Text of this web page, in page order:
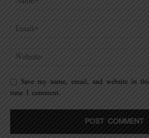
Save my name, email, and website in
time I comment.